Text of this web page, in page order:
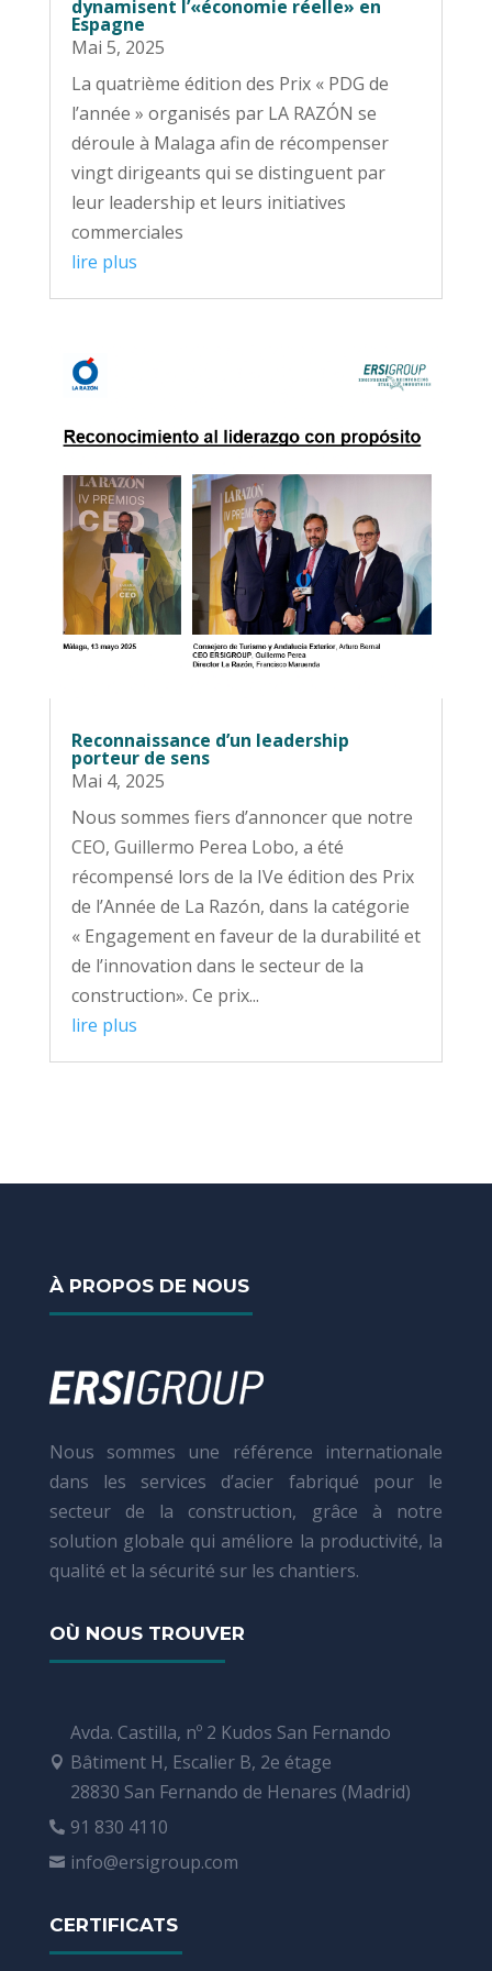
dynamisent l’«économie réelle» en
Espagne
Mai 5, 2025
La quatrième édition des Prix « PDG de
l’année » organisés par LA RAZÓN se
déroule à Malaga afin de récompenser
vingt dirigeants qui se distinguent par
leur leadership et leurs initiatives
commerciales
lire plus
Reconnaissance d’un leadership
porteur de sens
Mai 4, 2025
Nous sommes fiers d’annoncer que notre
CEO, Guillermo Perea Lobo, a été
récompensé lors de la IVe édition des Prix
de l’Année de La Razón, dans la catégorie
« Engagement en faveur de la durabilité et
de l’innovation dans le secteur de la
construction». Ce prix...
lire plus
À PROPOS DE NOUS
Nous sommes une référence internationale
dans les services d’acier fabriqué pour le
secteur de la construction, grâce à notre
solution globale qui améliore la productivité, la
qualité et la sécurité sur les chantiers.
OÙ NOUS TROUVER

Avda. Castilla, nº 2 Kudos San Fernando
Bâtiment H, Escalier B, 2e étage
28830 San Fernando de Henares (Madrid)
 91 830 4110
 info@ersigroup.com
CERTIFICATS